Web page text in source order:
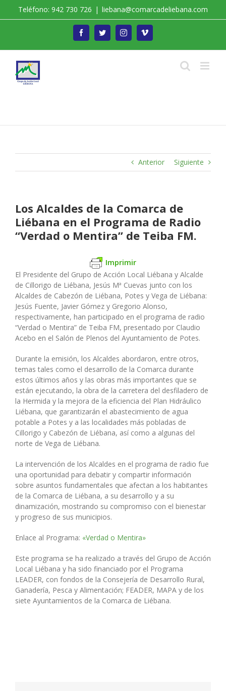
Teléfono: 942 730 726 | liebana@comarcadeliebana.com
FacebookTwitterInstagramVimeo
Anterior Siguiente
Los Alcaldes de la Comarca de
Liébana en el Programa de Radio
“Verdad o Mentira” de Teiba FM.
Imprimir
El Presidente del Grupo de Acción Local Liébana y Alcalde
de Cillorigo de Liébana, Jesús Mª Cuevas junto con los
Alcaldes de Cabezón de Liébana, Potes y Vega de Liébana:
Jesús Fuente, Javier Gómez y Gregorio Alonso,
respectivamente, han participado en el programa de radio
“Verdad o Mentira” de Teiba FM, presentado por Claudio
Acebo en el Salón de Plenos del Ayuntamiento de Potes.
Durante la emisión, los Alcaldes abordaron, entre otros,
temas tales como el desarrollo de la Comarca durante
estos últimos años y las obras más importantes que se
están ejecutando, la obra de la carretera del desfiladero de
la Hermida y la mejora de la eficiencia del Plan Hidráulico
Liébana, que garantizarán el abastecimiento de agua
potable a Potes y a las localidades más pobladas de
Cillorigo y Cabezón de Liébana, así como a algunas del
norte de Vega de Liébana.
La intervención de los Alcaldes en el programa de radio fue
una oportunidad para debatir y compartir información
sobre asuntos fundamentales que afectan a los habitantes
de la Comarca de Liébana, a su desarrollo y a su
dinamización, mostrando su compromiso con el bienestar
y progreso de sus municipios.
Enlace al Programa: «Verdad o Mentira»
Este programa se ha realizado a través del Grupo de Acción
Local Liébana y ha sido financiado por el Programa
LEADER, con fondos de la Consejería de Desarrollo Rural,
Ganadería, Pesca y Alimentación; FEADER, MAPA y de los
siete Ayuntamientos de la Comarca de Liébana.